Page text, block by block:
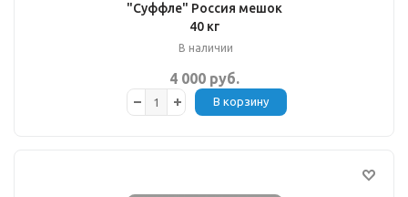
"Суффле" Россия мешок
40 кг
В наличии
4 000 руб.
В корзину